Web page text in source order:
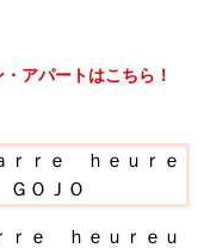
アパートはこちら！
ｒｅ ｈｅｕｒｅｕ